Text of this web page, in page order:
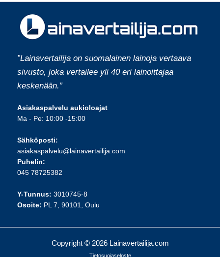
”Lainavertailija on suomalainen lainoja vertaava
sivusto, joka vertailee yli 40 eri lainoittajaa
keskenään.”
Asiakaspalvelu aukioloajat
Ma - Pe: 10:00 -15:00
Sähköposti:
asiakaspalvelu@lainavertailija.com
Puhelin:
045 78725382
Y-Tunnus: 3010745-8
Osoite: PL 7, 90101, Oulu
Copyright © 2026 Lainavertailija.com
Tietosuojaseloste